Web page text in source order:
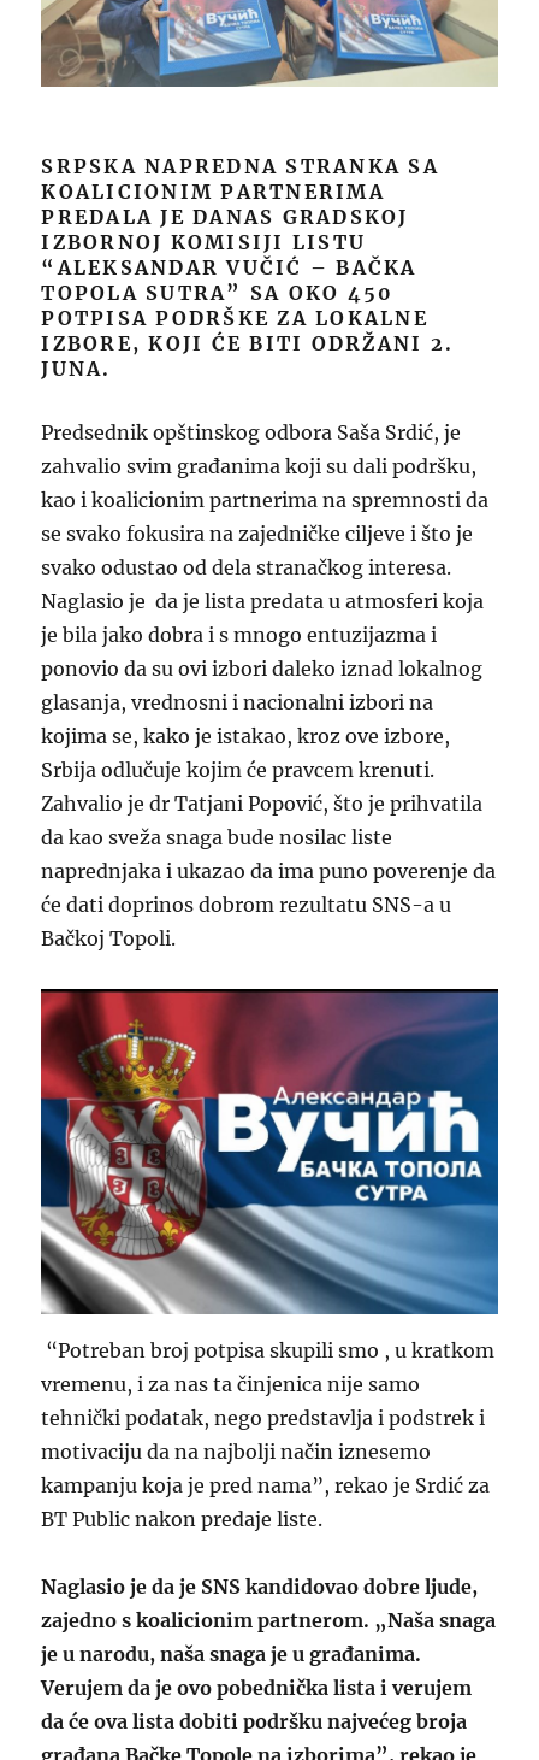
SRPSKA NAPREDNA STRANKA SA
KOALICIONIM PARTNERIMA
PREDALA JE DANAS GRADSKOJ
IZBORNOJ KOMISIJI LISTU
“ALEKSANDAR VUČIĆ – BAČKA
TOPOLA SUTRA” SA OKO 450
POTPISA PODRŠKE ZA LOKALNE
IZBORE, KOJI ĆE BITI ODRŽANI 2.
JUNA.
Predsednik opštinskog odbora Saša Srdić, je
zahvalio svim građanima koji su dali podršku,
kao i koalicionim partnerima na spremnosti da
se svako fokusira na zajedničke ciljeve i što je
svako odustao od dela stranačkog interesa.
Naglasio je da je lista predata u atmosferi koja
je bila jako dobra i s mnogo entuzijazma i
ponovio da su ovi izbori daleko iznad lokalnog
glasanja, vrednosni i nacionalni izbori na
kojima se, kako je istakao, kroz ove izbore,
Srbija odlučuje kojim će pravcem krenuti.
Zahvalio je dr Tatjani Popović, što je prihvatila
da kao sveža snaga bude nosilac liste
naprednjaka i ukazao da ima puno poverenje da
će dati doprinos dobrom rezultatu SNS-a u
Bačkoj Topoli.
“Potreban broj potpisa skupili smo , u kratkom
vremenu, i za nas ta činjenica nije samo
tehnički podatak, nego predstavlja i podstrek i
motivaciju da na najbolji način iznesemo
kampanju koja je pred nama”, rekao je Srdić za
BT Public nakon predaje liste.
Naglasio je da je SNS kandidovao dobre ljude,
zajedno s koalicionim partnerom. „Naša snaga
je u narodu, naša snaga je u građanima.
Verujem da je ovo pobednička lista i verujem
da će ova lista dobiti podršku najvećeg broja